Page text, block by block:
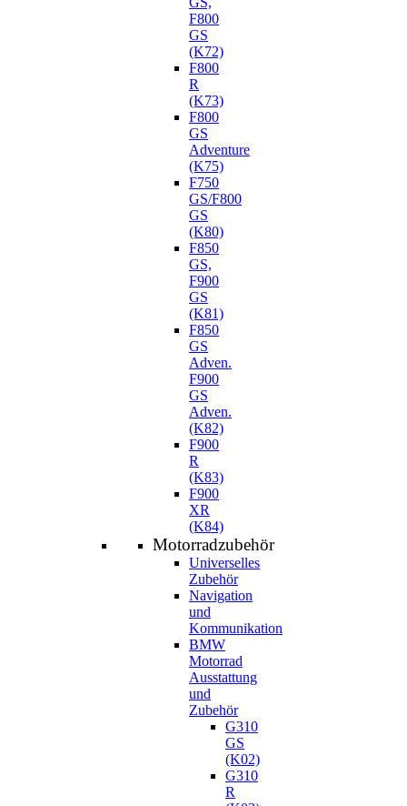
F800
GS
(K72)
F800
R
(K73)
F800
GS
Adventure
(K75)
F750
GS/F800
GS
(K80)
F850
GS,
F900
GS
(K81)
F850
GS
Adven.
F900
GS
Adven.
(K82)
F900
R
(K83)
F900
XR
(K84)
Motorradzubehör
Universelles
Zubehör
Navigation
und
Kommunikation
BMW
Motorrad
Ausstattung
und
Zubehör
G310
GS
(K02)
G310
R